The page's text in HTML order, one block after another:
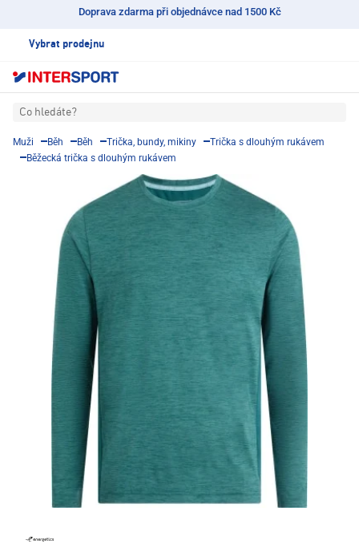
Doprava zdarma při objednávce nad 1500 Kč
Vybrat prodejnu
Co hledáte?
Muži Běh Běh Trička, bundy, mikiny
Trička s dlouhým rukávem
Běžecká trička s dlouhým rukávem